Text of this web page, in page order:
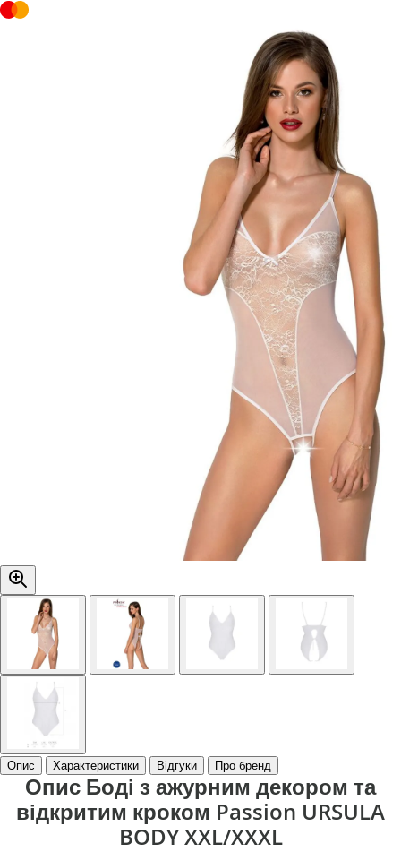
Опис Характеристики Відгуки Про бренд
Опис Боді з ажурним декором та
відкритим кроком Passion URSULA
BODY XXL/XXXL